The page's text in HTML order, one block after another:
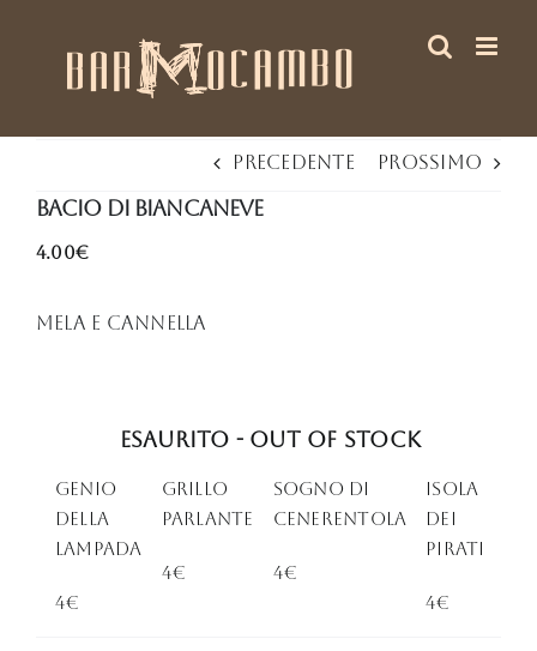
Precedente Prossimo
Bacio di Biancaneve
4.00€
Mela e cannella
Esaurito - Out of stock
Genio
della
Lampada
4€
Grillo
Parlante
4€
Sogno di
cenerentola
4€
Isola
dei
Pirati
4€